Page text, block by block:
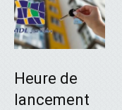
Heure de
lancement